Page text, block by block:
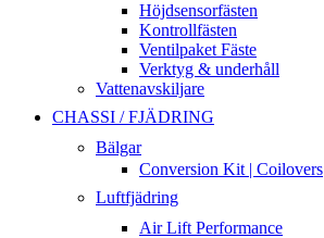
Höjdsensorfästen
Kontrollfästen
Ventilpaket Fäste
Verktyg & underhåll
Vattenavskiljare
CHASSI / FJÄDRING
Bälgar
Conversion Kit | Coilovers
Luftfjädring
Air Lift Performance